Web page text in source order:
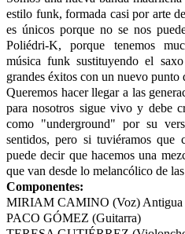
estilo funk, formada casi por arte
es únicos porque no se nos
Poliédri-K, porque tenemos
música funk sustituyendo el
grandes éxitos con un nuevo punto
Queremos hacer llegar a las
para nosotros sigue vivo y debe
como "underground" por su
sentidos, pero si tuviéramos que
puede decir que hacemos una
que van desde lo melancólico de
Componentes:
MIRIAM CAMINO (Voz) Antigua
PACO GÓMEZ (Guitarra)